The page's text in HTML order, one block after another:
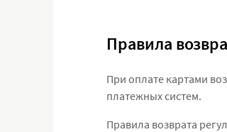
Правила
При оплате картами
платежных систем.
Правила возврата